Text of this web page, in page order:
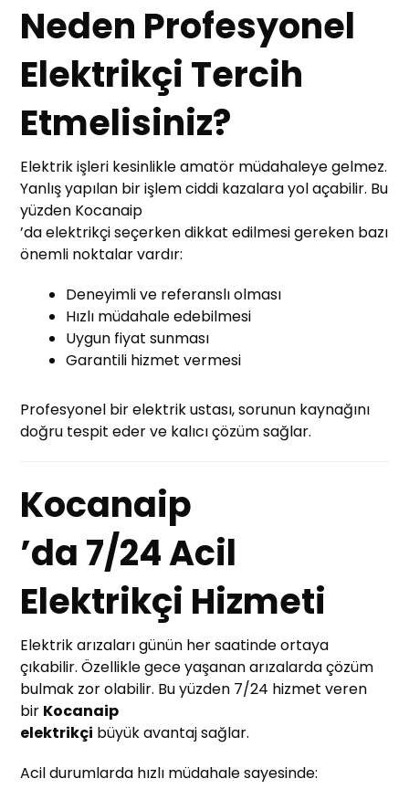
Neden Profesyonel
Elektrikçi Tercih
Etmelisiniz?
Elektrik işleri kesinlikle amatör müdahaleye gelmez.
Yanlış yapılan bir işlem ciddi kazalara yol açabilir. Bu
yüzden Kocanaip
’da elektrikçi seçerken dikkat edilmesi gereken bazı
önemli noktalar vardır:
Deneyimli ve referanslı olması
Hızlı müdahale edebilmesi
Uygun fiyat sunması
Garantili hizmet vermesi
Profesyonel bir elektrik ustası, sorunun kaynağını
doğru tespit eder ve kalıcı çözüm sağlar.
Kocanaip
’da 7/24 Acil
Elektrikçi Hizmeti
Elektrik arızaları günün her saatinde ortaya
çıkabilir. Özellikle gece yaşanan arızalarda çözüm
bulmak zor olabilir. Bu yüzden 7/24 hizmet veren
bir Kocanaip
elektrikçi büyük avantaj sağlar.
Acil durumlarda hızlı müdahale sayesinde: